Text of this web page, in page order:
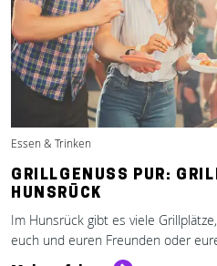
Essen & Trinken
GRILLGENUSS PUR:
HUNSRÜCK
Im Hunsrück gibt es viele
euch und euren Freunden oder